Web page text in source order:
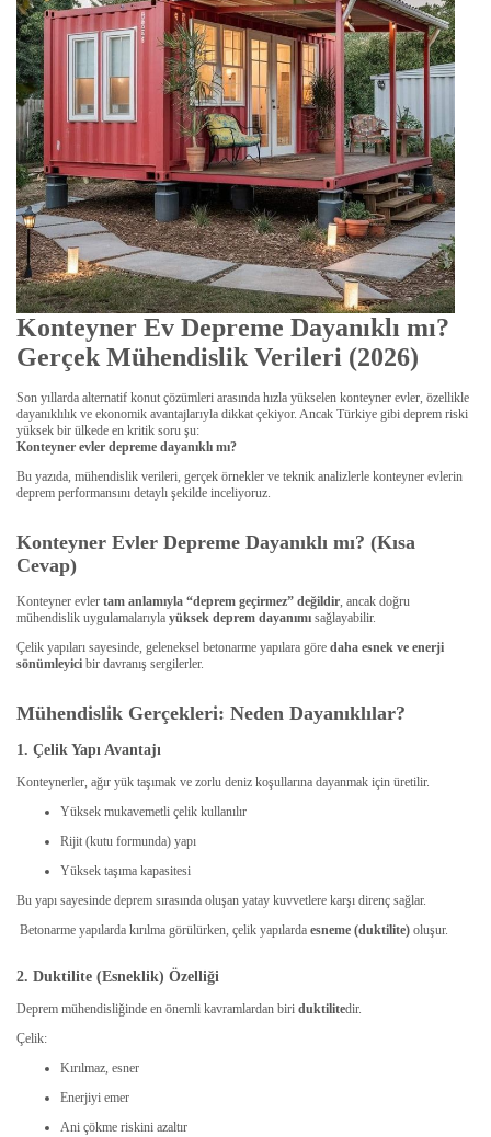
Konteyner Ev Depreme Dayanıklı mı?
Gerçek Mühendislik Verileri (2026)
Son yıllarda alternatif konut çözümleri arasında hızla yükselen konteyner evler, özellikle
dayanıklılık ve ekonomik avantajlarıyla dikkat çekiyor. Ancak Türkiye gibi deprem riski
yüksek bir ülkede en kritik soru şu:
Konteyner evler depreme dayanıklı mı?
Bu yazıda, mühendislik verileri, gerçek örnekler ve teknik analizlerle konteyner evlerin
deprem performansını detaylı şekilde inceliyoruz.
Konteyner Evler Depreme Dayanıklı mı? (Kısa
Cevap)
Konteyner evler tam anlamıyla “deprem geçirmez” değildir, ancak doğru
mühendislik uygulamalarıyla yüksek deprem dayanımı sağlayabilir.
Çelik yapıları sayesinde, geleneksel betonarme yapılara göre daha esnek ve enerji
sönümleyici bir davranış sergilerler.
Mühendislik Gerçekleri: Neden Dayanıklılar?
1. Çelik Yapı Avantajı
Konteynerler, ağır yük taşımak ve zorlu deniz koşullarına dayanmak için üretilir.
Yüksek mukavemetli çelik kullanılır
Rijit (kutu formunda) yapı
Yüksek taşıma kapasitesi
Bu yapı sayesinde deprem sırasında oluşan yatay kuvvetlere karşı direnç sağlar.
Betonarme yapılarda kırılma görülürken, çelik yapılarda esneme (duktilite) oluşur.
2. Duktilite (Esneklik) Özelliği
Deprem mühendisliğinde en önemli kavramlardan biri duktilitedir.
Çelik:
Kırılmaz, esner
Enerjiyi emer
Ani çökme riskini azaltır